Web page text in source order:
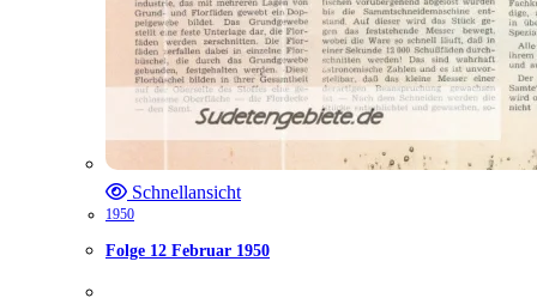
Schnellansicht
1950
Folge 12 Februar 1950